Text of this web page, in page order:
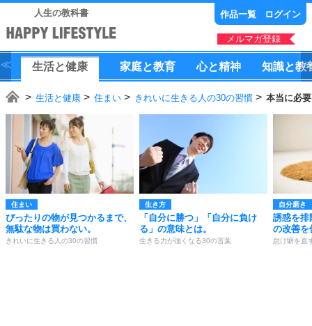
人生の教科書 作品一覧 ログイン
メルマガ登録
生活と健康 家庭と教育 心と精神 知識と教
生活と健康 住まい きれいに生きる人の30の習慣 本当に必
住まい
ぴったりの物が見つかるまで、
無駄な物は買わない。
きれいに生きる人の30の習慣
生き方
「自分に勝つ」「自分に負け
る」の意味とは。
生きる力が強くなる30の言葉
自分磨き
誘惑を排
の改善を
怠け癖を直